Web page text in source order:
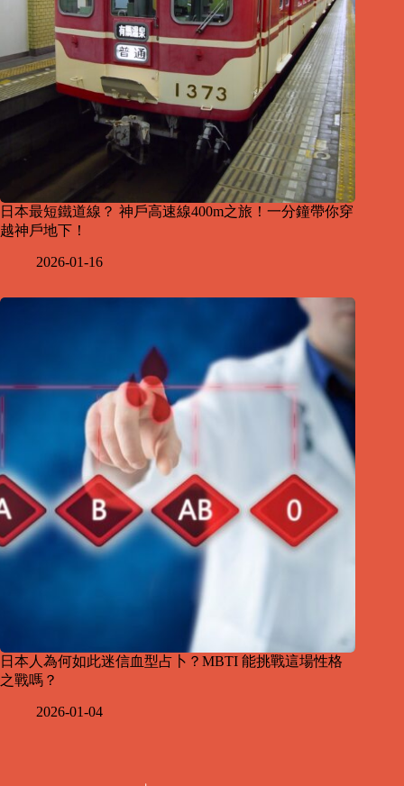
日本最短鐵道線？ 神戶高速線400m之旅！一分鐘帶你穿
越神戶地下！
2026-01-16
日本人為何如此迷信血型占卜？MBTI 能挑戰這場性格
之戰嗎？
2026-01-04